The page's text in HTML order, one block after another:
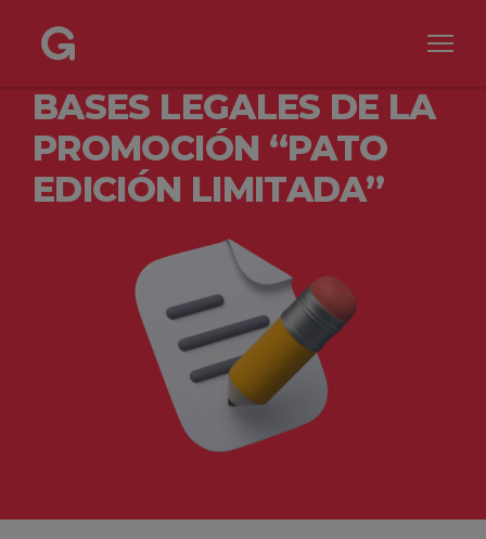
BASES LEGALES DE LA
PROMOCIÓN “PATO
EDICIÓN LIMITADA”